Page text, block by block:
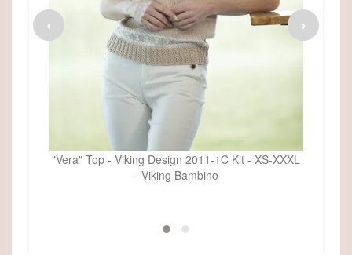
SE MERE
"Vera" Top - Viking Design 2011-1C Kit - XS-XXXL
- Viking Bambino
‹ ›